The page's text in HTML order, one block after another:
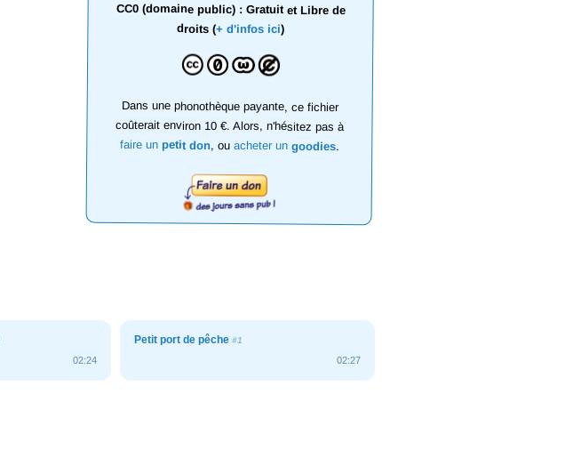
CC0 (domaine public) : Gratuit et Libre de
droits (+ d'infos ici)
Dans une phonothèque payante, ce fichier
coûterait environ 10 €. Alors, n'hésitez pas à
faire un petit don, ou acheter un goodies.
02:24
Petit port de pêche#1
02:27